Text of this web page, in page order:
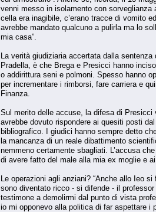
venni messo in isolamento con
cella era inagibile, c’erano tracce di vomito
avrebbe mandato qualcuno a pulirla ma lo
mia casa”.
La verità giudiziaria accertata dalla
Pradella, è che Brega e Presicci hanno
o addirittura seni e polmoni. Spesso hanno
per incrementare i rimborsi, fare carriera e
Finanza.
Sul merito delle accuse, la difesa di
avrebbe dovuto rispondere ai quesiti posti
bibliografico. I giudici hanno sempre detto
la mancanza di un reale dibattimento
nemmeno certamente sbagliati. L’accusa
di avere fatto del male alla mia ex moglie e
Le operazioni agli anziani? “Anche allo Ieo
sono diventato ricco - si difende - il
testimone a demolirmi dal punto di vista
io mi opponevo alla politica di far aspettare i